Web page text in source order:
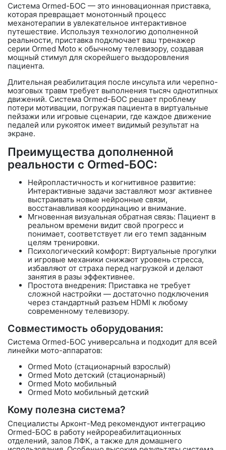
Система Ormed-БОС — это инновационная приставка,
которая превращает монотонный процесс
механотерапии в увлекательное интерактивное
путешествие. Используя технологию дополненной
реальности, приставка подключает ваш тренажер
серии Ormed Moto к обычному телевизору, создавая
мощный стимул для скорейшего выздоровления
пациента.
Длительная реабилитация после инсульта или черепно-
мозговых травм требует выполнения тысяч однотипных
движений. Система Ormed-БОС решает проблему
потери мотивации, погружая пациента в виртуальные
пейзажи или игровые сценарии, где каждое движение
педалей или рукояток имеет видимый результат на
экране.
Преимущества дополненной
реальности с Ormed-БОС:
Нейропластичность и когнитивное развитие:
Интерактивные задачи заставляют мозг активнее
выстраивать новые нейронные связи,
восстанавливая координацию и внимание.
Мгновенная визуальная обратная связь: Пациент в
реальном времени видит свой прогресс и
понимает, соответствует ли его темп заданным
целям тренировки.
Психологический комфорт: Виртуальные прогулки
и игровые механики снижают уровень стресса,
избавляют от страха перед нагрузкой и делают
занятия в разы эффективнее.
Простота внедрения: Приставка не требует
сложной настройки — достаточно подключения
через стандартный разъем HDMI к любому
современному телевизору.
Совместимость оборудования:
Система Ormed-БОС универсальна и подходит для всей
линейки мото-аппаратов:
Ormed Moto (стационарный взрослый)
Ormed Moto детский (стационарный)
Ormed Moto мобильный
Ormed Moto мобильный детский
Кому полезна система?
Специалисты Арконт-Мед рекомендуют интеграцию
Ormed-БОС в работу нейрореабилитационных
отделений, залов ЛФК, а также для домашнего